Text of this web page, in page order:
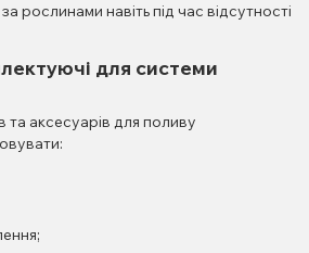
рослинами навіть під час відсутності
для системи
та аксесуарів для поливу